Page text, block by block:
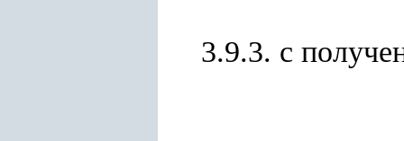
3.9.3. с